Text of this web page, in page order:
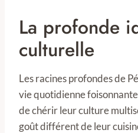
La profonde
culturelle
Les racines profondes de
vie quotidienne
de chérir leur culture
goût différent de leur